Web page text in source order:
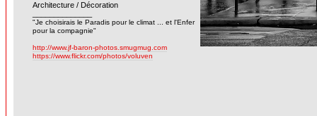
Architecture / Décoration
"Je choisirais le Paradis pour le climat ... et l'Enfer
pour la compagnie"
http://www.jf-baron-photos.smugmug.com
https://www.flickr.com/photos/voluven